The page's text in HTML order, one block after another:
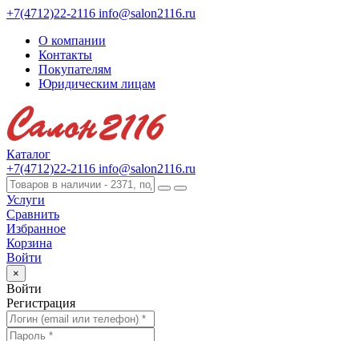
+7(4712)22-2116 info@salon2116.ru
О компании
Контакты
Покупателям
Юридическим лицам
Каталог
+7(4712)22-2116 info@salon2116.ru
Услуги
Сравнить
Избранное
Корзина
Войти
×
Войти
Регистрация